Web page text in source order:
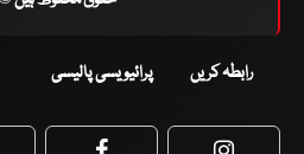
رابطہ کریں پرائیویسی پالیسی